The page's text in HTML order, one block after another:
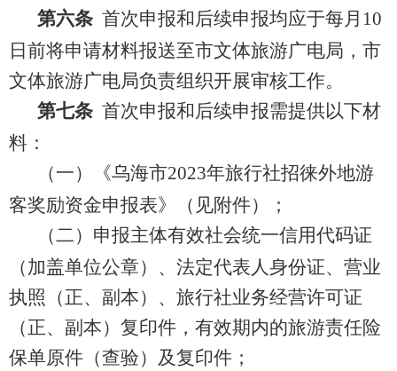
第六条 首次申报和后续申报均应于每月 10
日 前将申请材料报送至市文体旅游广电局 ，市
文体旅游广电局负责组织开展审核工作。
第七条 首次申报和后续申报需提供以下材
料：
（一）
《乌海市2023年旅行社招徕外地游
客奖励资金申报表》
（见附件）
；
（二） 申报主体有效社会统一信用代码证
（加盖单位公章）、法定代表人身份证、营业
执照 （正、副本） 、旅行社业务经营许可证
（正、副本）复印件，有效期内的旅游责任险
保单原件 （查验） 及复印件 ；